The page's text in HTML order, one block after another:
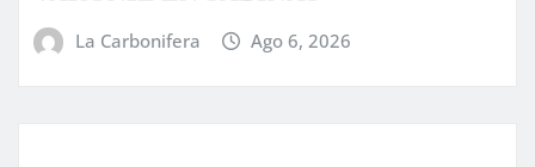
La Carbonifera Ago 6, 2026